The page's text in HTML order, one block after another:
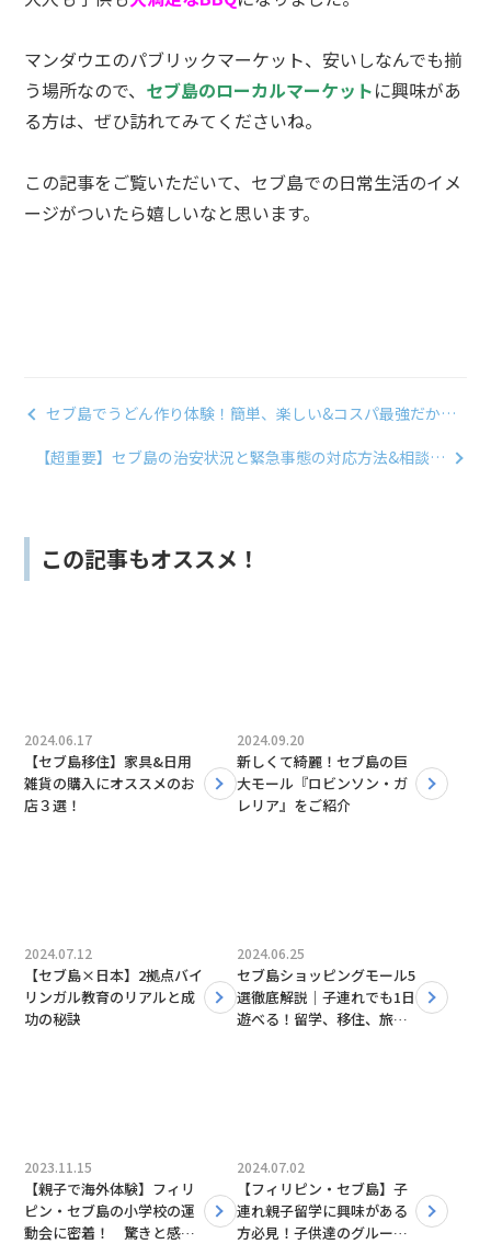
マンダウエのパブリックマーケット、安いしなんでも揃
う場所なので、 セブ島のローカルマーケットに興味があ
る方は、ぜひ訪れてみてくださいね。
この記事をご覧いただいて、セブ島での日常生活のイメ
ージがついたら嬉しいなと思います。
セブ島でうどん作り体験！簡単、楽しい&コスパ最強だから
【超重要】セブ島の治安状況と緊急事態の対応方法&相談で
この記事もオススメ！
2024.06.17
【セブ島移住】家具&日用
雑貨の購入にオススメのお
店３選！
2024.09.20
新しくて綺麗！セブ島の巨
大モール『ロビンソン・ガ
レリア』をご紹介
2024.07.12
【セブ島×日本】2拠点バイ
リンガル教育のリアルと成
功の秘訣
2024.06.25
セブ島ショッピングモール5
選徹底解説｜子連れでも1日
遊べる！留学、移住、旅行
2023.11.15
【親子で海外体験】フィリ
ピン・セブ島の小学校の運
動会に密着！ 驚きと感動
2024.07.02
【フィリピン・セブ島】子
連れ親子留学に興味がある
方必見！子供達のグループ